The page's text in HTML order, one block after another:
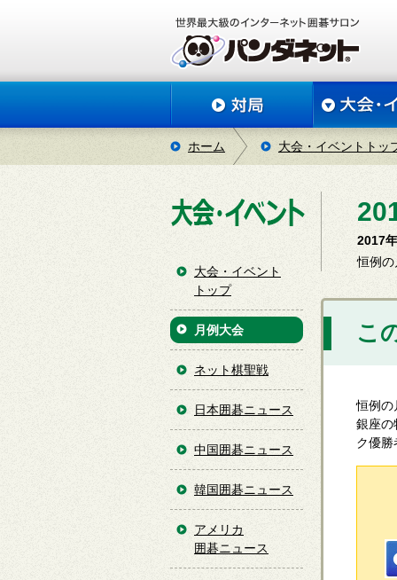
ホーム 大会・イベントトッ
2017
恒例
こ
恒例の
銀座の
ク優
大会・イベント
トップ
月例大会
ネット棋聖戦
日本囲碁ニュース
中国囲碁ニュース
韓国囲碁ニュース
アメリカ
囲碁ニュース